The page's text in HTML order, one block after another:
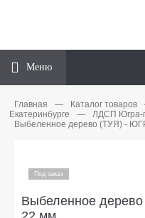
Меню
Главная — Каталог товаров
Екатеринбурге
— ЛДСП Югра-
Выбеленное дерево (ТУЯ) -
Под заказ
Выбеленное